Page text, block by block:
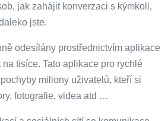
jak zahájit konverzaci s kýmkoli,
jste.
odesílány prostřednictvím aplikace
tisíce. Tato aplikace pro rychlé
miliony uživatelů, kteří si
fotografie, videa atd …